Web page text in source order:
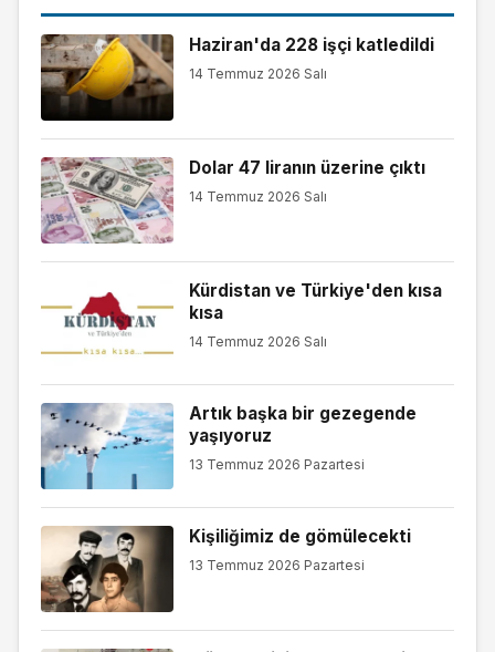
Haziran'da 228 işçi katledildi
14 Temmuz 2026 Salı
Dolar 47 liranın üzerine çıktı
14 Temmuz 2026 Salı
Kürdistan ve Türkiye'den kısa
kısa
14 Temmuz 2026 Salı
Artık başka bir gezegende
yaşıyoruz
13 Temmuz 2026 Pazartesi
Kişiliğimiz de gömülecekti
13 Temmuz 2026 Pazartesi